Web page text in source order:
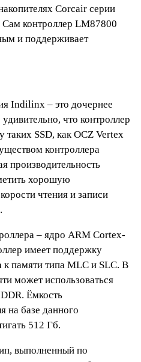
Corcair серии
контроллер LM87800
и поддерживает
Indilinx – это дочернее
что контроллер
таких SSD, как OCZ Vertex
контроллера
производительность
хорошую
чтения и записи
– ядро ARM Cortex-
имеет поддержку
к памяти типа MLC и SLC. В
может использоваться
Ёмкость
на базе данного
512 Гб.
выполненный по